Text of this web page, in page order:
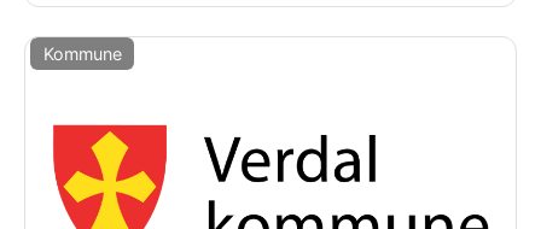
Kommune